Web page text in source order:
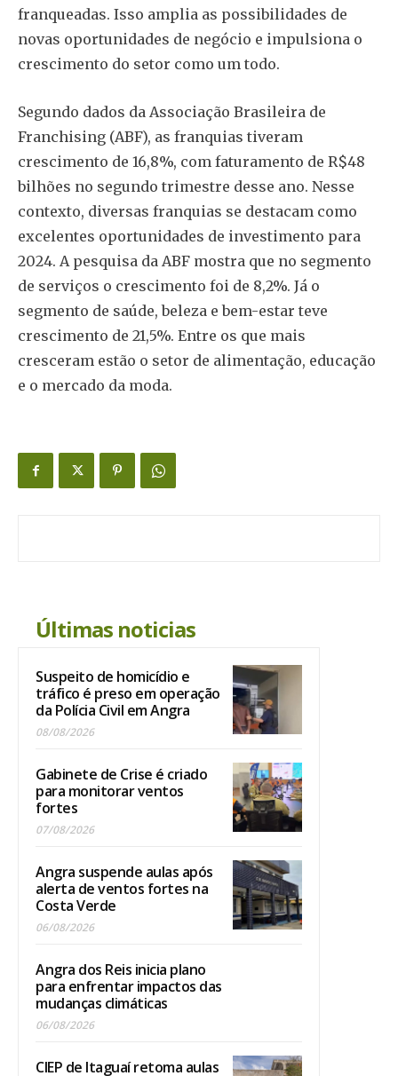
franqueadas. Isso amplia as possibilidades de
novas oportunidades de negócio e impulsiona o
crescimento do setor como um todo.
Segundo dados da Associação Brasileira de
Franchising (ABF), as franquias tiveram
crescimento de 16,8%, com faturamento de R$48
bilhões no segundo trimestre desse ano. Nesse
contexto, diversas franquias se destacam como
excelentes oportunidades de investimento para
2024. A pesquisa da ABF mostra que no segmento
de serviços o crescimento foi de 8,2%. Já o
segmento de saúde, beleza e bem-estar teve
crescimento de 21,5%. Entre os que mais
cresceram estão o setor de alimentação, educação
e o mercado da moda.
Últimas noticias
Suspeito de homicídio e
tráfico é preso em operação
da Polícia Civil em Angra
08/08/2026
Gabinete de Crise é criado
para monitorar ventos
fortes
07/08/2026
Angra suspende aulas após
alerta de ventos fortes na
Costa Verde
06/08/2026
Angra dos Reis inicia plano
para enfrentar impactos das
mudanças climáticas
06/08/2026
CIEP de Itaguaí retoma aulas